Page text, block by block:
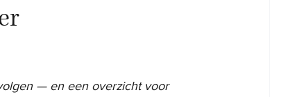
— en een overzicht voor